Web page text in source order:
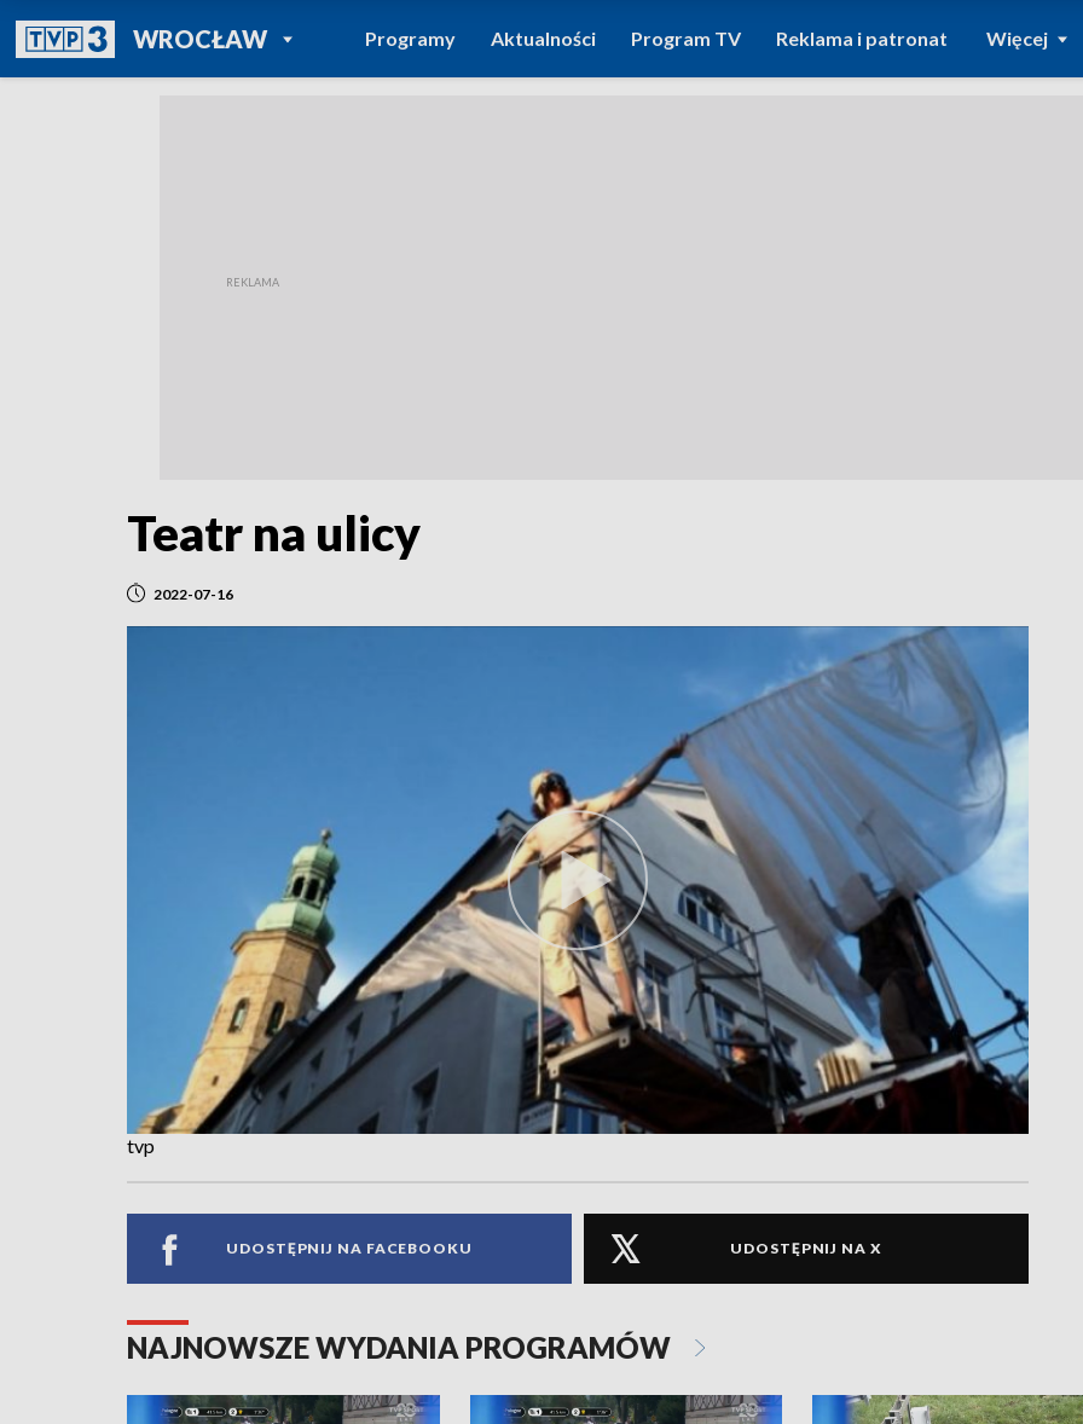
WROCŁAWPOWRÓT DO
TVP REGIONY
Programy Aktualności Program TV Reklama i patronat Więcej
Teatr na ulicy
2022-07-16
tvp
UDOSTĘPNIJ NA FACEBOOKU UDOSTĘPNIJ NA X
NAJNOWSZE WYDANIA PROGRAMÓW